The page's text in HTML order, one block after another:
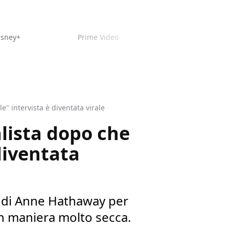
Prime Video
intervista è diventata virale
dopo che
Anne Hathaway per
maniera molto secca.